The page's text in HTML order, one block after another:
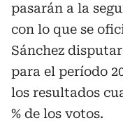
pasarán a la
con lo que se
Sánchez
para el período
los resultados
% de los votos.